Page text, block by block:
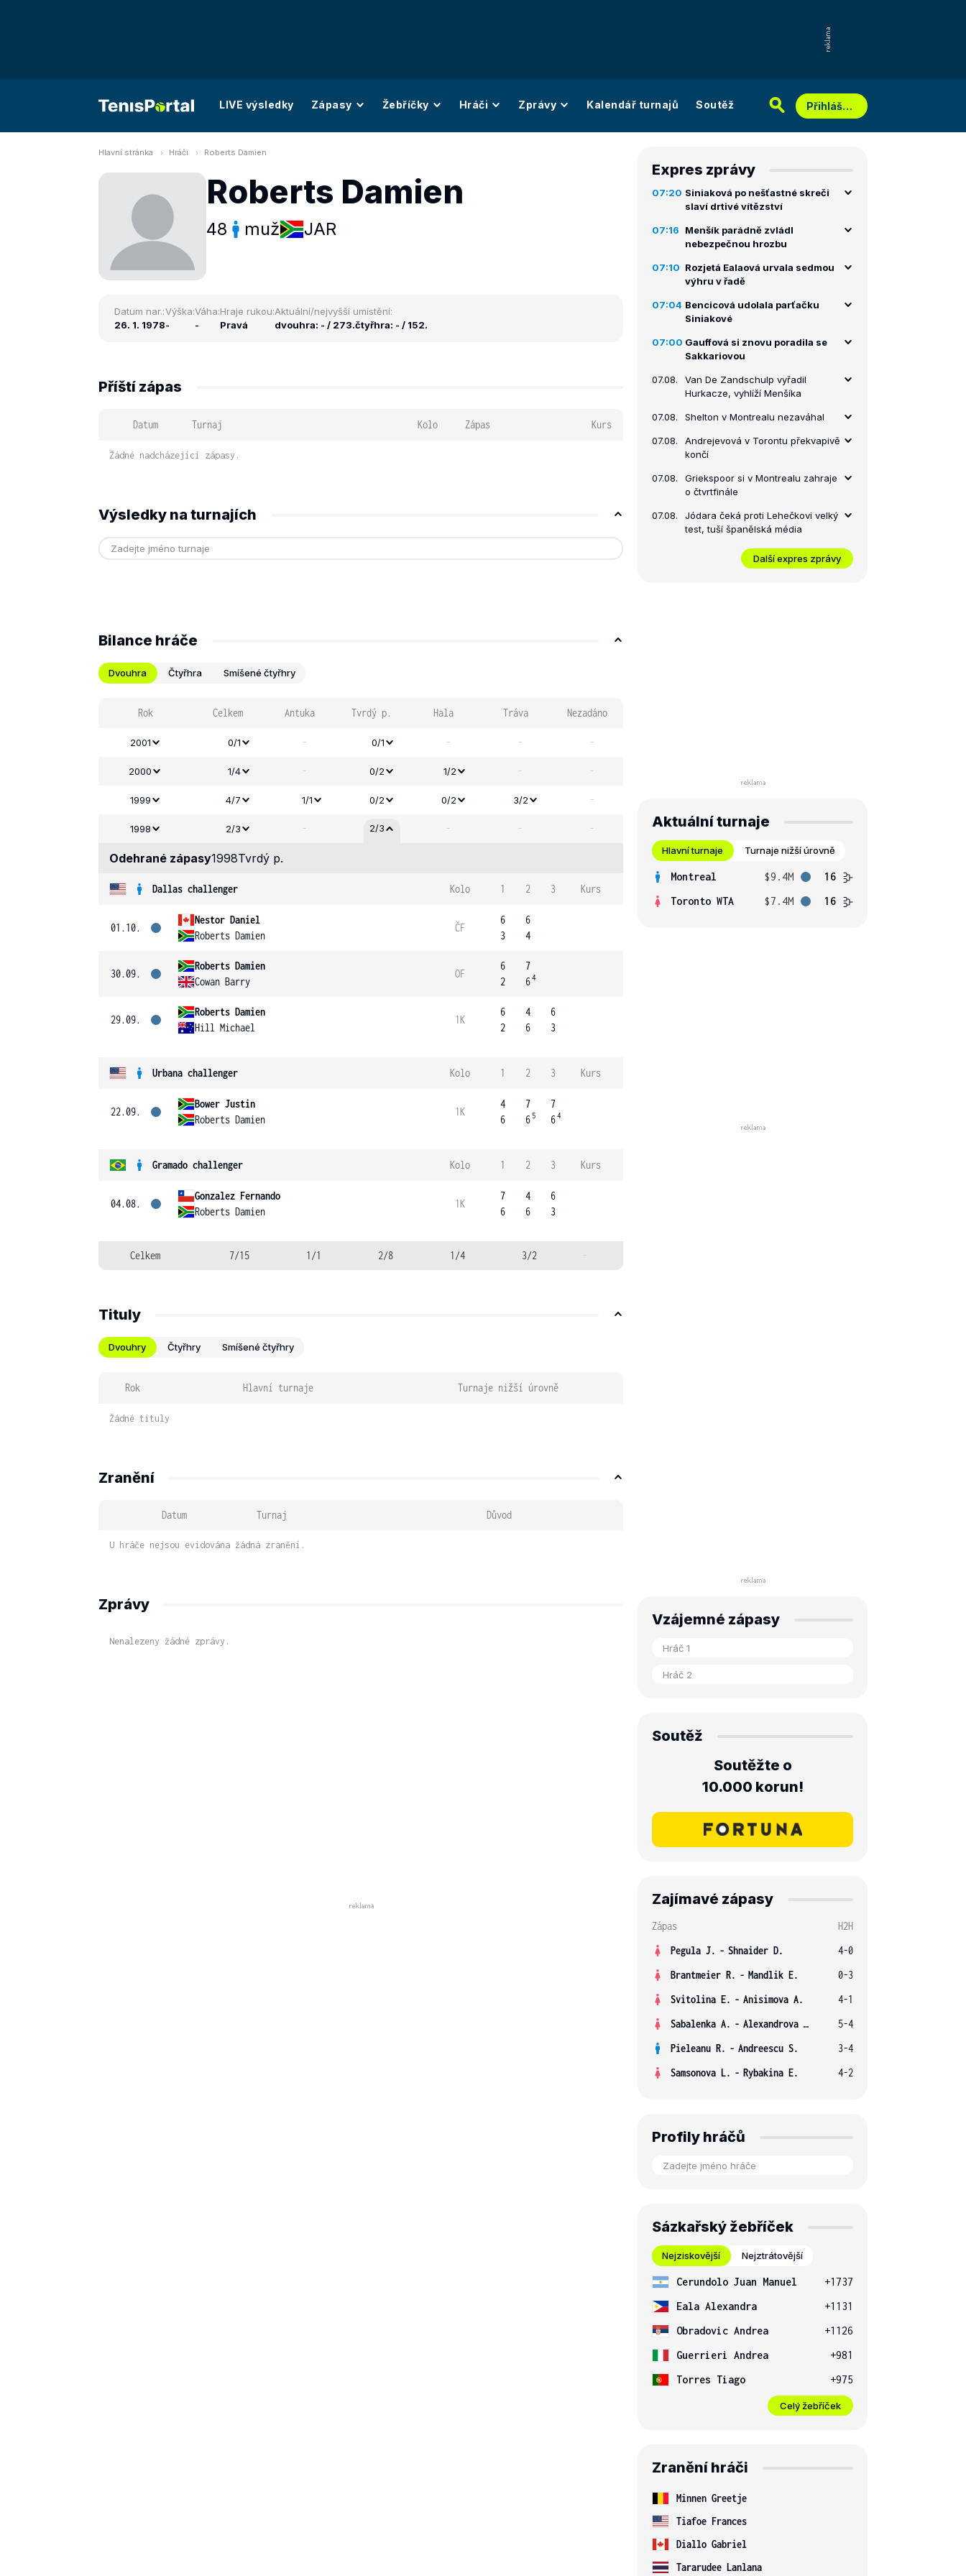
LIVE výsledky Zápasy Žebříčky Hráči Zprávy Kalendář turnajů Soutěž Přihlášení
Hlavní stránka Hráči Roberts Damien
Roberts Damien
48 muž JAR
Datum nar.:
26. 1. 1978
Výška:
-
Váha:
-
Hraje rukou:
Pravá
Aktuální/nejvyšší umístění:
dvouhra: - / 273.čtyřhra: - / 152.
Příští zápas
Datum Turnaj Kolo Zápas Kurs
Žádné nadcházející zápasy.
Výsledky na turnajích
Bilance hráče
Dvouhra Čtyřhra Smíšené čtyřhry
Rok Celkem Antuka Tvrdý p. Hala Tráva Nezadáno
2001 0/1 - 0/1 - - -
2000 1/4 - 0/2 1/2 - -
1999 4/7 1/1 0/2 0/2 3/2 -
1998 2/3 - 2/3 - - -
Odehrané zápasy1998Tvrdý p.
Dallas challenger Kolo 1 2 3 Kurs
01.10.
Nestor Daniel
Roberts Damien
ČF
6
3
6
4
30.09.
Roberts Damien
Cowan Barry
OF
6
2
7
64
29.09.
Roberts Damien
Hill Michael
1K
6
2
4
6
6
3
Urbana challenger Kolo 1 2 3 Kurs
22.09.
Bower Justin
Roberts Damien
1K
4
6
7
6 5
7
64
Gramado challenger Kolo 1 2 3 Kurs
04.08.
Gonzalez Fernando
Roberts Damien
1K
7
6
4
6
6
3
Celkem 7/15 1/1 2/8 1/4 3/2 -
Tituly
Dvouhry Čtyřhry Smíšené čtyřhry
Rok Hlavní turnaje Turnaje nižší úrovně
Žádné tituly
Zranění
Datum Turnaj Důvod
U hráče nejsou evidována žádná zranění.
Zprávy
Nenalezeny žádné zprávy.
Expres zprávy
07:20 Siniaková po nešťastné skreči
slaví drtivé vítězství
07:16
Menšík parádně zvládl
nebezpečnou hrozbu
07:10 Rozjetá Ealaová urvala sedmou
výhru v řadě
07:04 Bencicová udolala parťačku
Siniakové
07:00 Gauffová si znovu poradila se
Sakkariovou
07.08.
Van De Zandschulp vyřadil
Hurkacze, vyhlíží Menšíka
07.08. Shelton v Montrealu nezaváhal
07.08.
Andrejevová v Torontu překvapivě
končí
07.08.
Griekspoor si v Montrealu zahraje
o čtvrtfinále
07.08.
Jódara čeká proti Lehečkovi velký
test, tuší španělská média
Další expres zprávy
Aktuální turnaje
Hlavní turnaje Turnaje nižší úrovně
Montreal $9.4M
16
Toronto WTA
$7.4M 16
Vzájemné zápasy
Soutěž
Soutěžte o
10.000 korun!
Zajímavé zápasy
Zápas
H2H
Pegula J. - Shnaider D.
4-0
Brantmeier R. - Mandlik E.
0-3
Svitolina E. - Anisimova A.
4-1
Sabalenka A. - Alexandrova E.
5-4
Pieleanu R. - Andreescu S.
3-4
Samsonova L. - Rybakina E. 4-2
Profily hráčů
Sázkařský žebříček
Nejziskovější Nejztrátovější
Cerundolo Juan Manuel
+1737
Eala Alexandra
+1131
Obradovic Andrea
+1126
Guerrieri Andrea
+981
Torres Tiago
+975
Celý žebříček
Zranění hráči
Minnen Greetje
Tiafoe Frances
Diallo Gabriel
Tararudee Lanlana